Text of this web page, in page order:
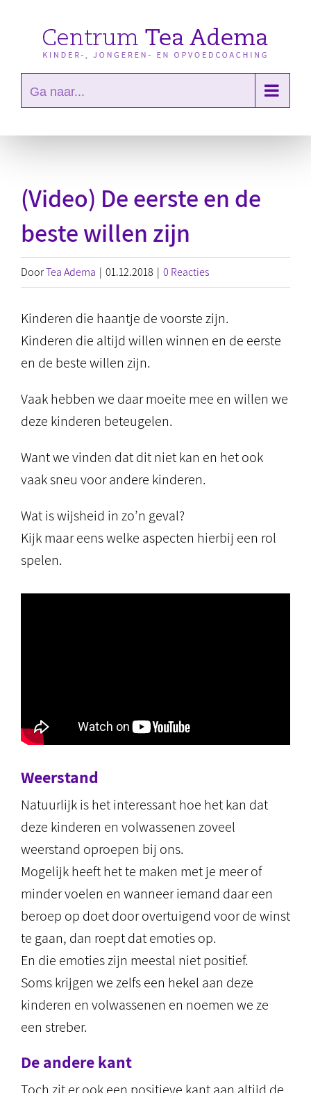
Ga naar...
(Video) De eerste en de
beste willen zijn
DoorTea Adema | 01.12.2018 | 0 Reacties
Kinderen die haantje de voorste zijn.
Kinderen die altijd willen winnen en de eerste
en de beste willen zijn.
Vaak hebben we daar moeite mee en willen we
deze kinderen beteugelen.
Want we vinden dat dit niet kan en het ook
vaak sneu voor andere kinderen.
Wat is wijsheid in zo’n geval?
Kijk maar eens welke aspecten hierbij een rol
spelen.
Weerstand
Natuurlijk is het interessant hoe het kan dat
deze kinderen en volwassenen zoveel
weerstand oproepen bij ons.
Mogelijk heeft het te maken met je meer of
minder voelen en wanneer iemand daar een
beroep op doet door overtuigend voor de winst
te gaan, dan roept dat emoties op.
En die emoties zijn meestal niet positief.
Soms krijgen we zelfs een hekel aan deze
kinderen en volwassenen en noemen we ze
een streber.
De andere kant